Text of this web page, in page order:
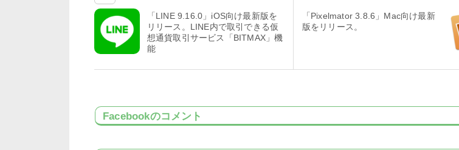
「LINE 9.16.0」iOS向け最新版を
リリース。LINE内で取引できる仮
想通貨取引サービス「BITMAX」機
能
「Pixelmator 3.8.6」Mac向け最新
版をリリース。
Facebookのコメント